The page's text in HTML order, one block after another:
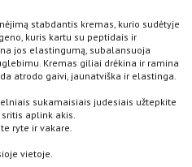
stabdantis kremas, kurio sudėtyje
kuris kartu su peptidais ir
jos elastingumą, subalansuoja
Kremas giliai drėkina ir ramina
atrodo gaivi, jaunatviška ir elastinga.
sukamaisiais judesiais užtepkite
aplink akis.
ryte ir vakare.
vietoje.